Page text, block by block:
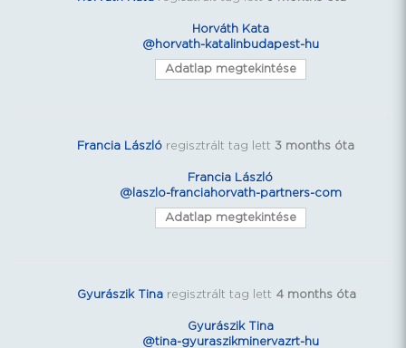
Horváth Kata
@horvath-katalinbudapest-hu
Adatlap megtekintése
Francia László regisztrált tag lett 3 months óta
Francia László
@laszlo-franciahorvath-partners-com
Adatlap megtekintése
Gyurászik Tina regisztrált tag lett 4 months óta
Gyurászik Tina
@tina-gyuraszikminervazrt-hu